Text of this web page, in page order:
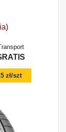
)
zł/szt